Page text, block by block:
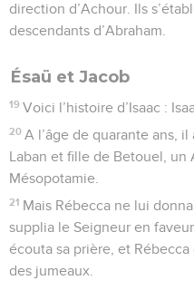
direction d’Achour. Ils
descendants d’Abraham.
Ésaü et Jacob
19 Voici l’histoire d’Isaac :
20 A l’âge de quarante ans,
Laban et fille de Betouel, un
Mésopotamie.
21 Mais Rébecca ne lui
supplia le Seigneur en
écouta sa prière, et
des jumeaux.